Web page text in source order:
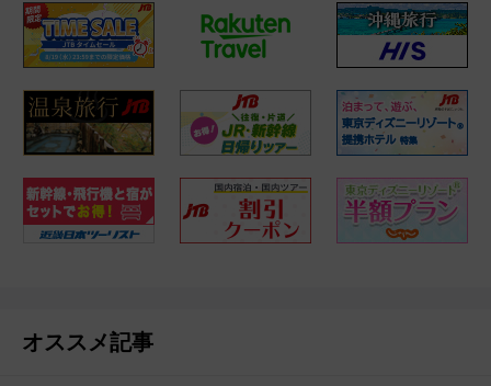
オススメ記事